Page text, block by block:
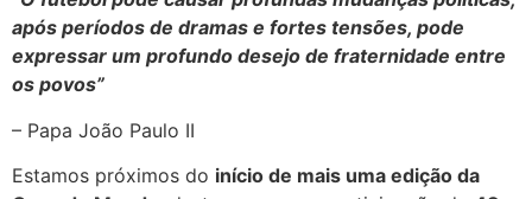
após períodos de dramas e fortes tensões, pode
expressar um profundo desejo de fraternidade entre
os povos”
– Papa João Paulo II
Estamos próximos do início de mais uma edição da